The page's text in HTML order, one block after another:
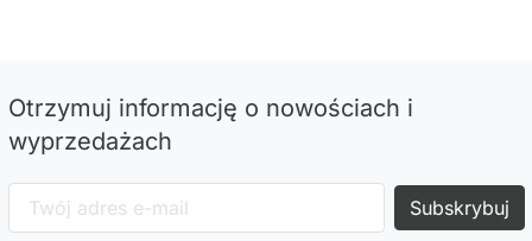
Otrzymuj informację o nowościach i
wyprzedażach